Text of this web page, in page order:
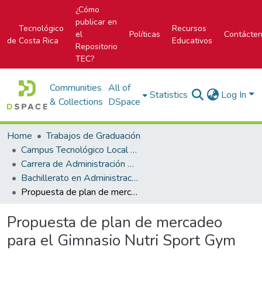
Tecnológico
de Costa Rica
¿Cómo
publicar en
el
Repositorio
TEC?
Políticas
Recursos
Educativos
Communities
& Collections
All of
DSpace
Statistics Log In
Home
Trabajos de Graduación
Campus Tecnológico Local San José
Carrera de Administración de Empresa
Bachillerato en Administración de Empresas
Propuesta de plan de mercadeo para el Gimnasio Nutri Sport Gym
Propuesta de plan de mercadeo
para el Gimnasio Nutri Sport Gym